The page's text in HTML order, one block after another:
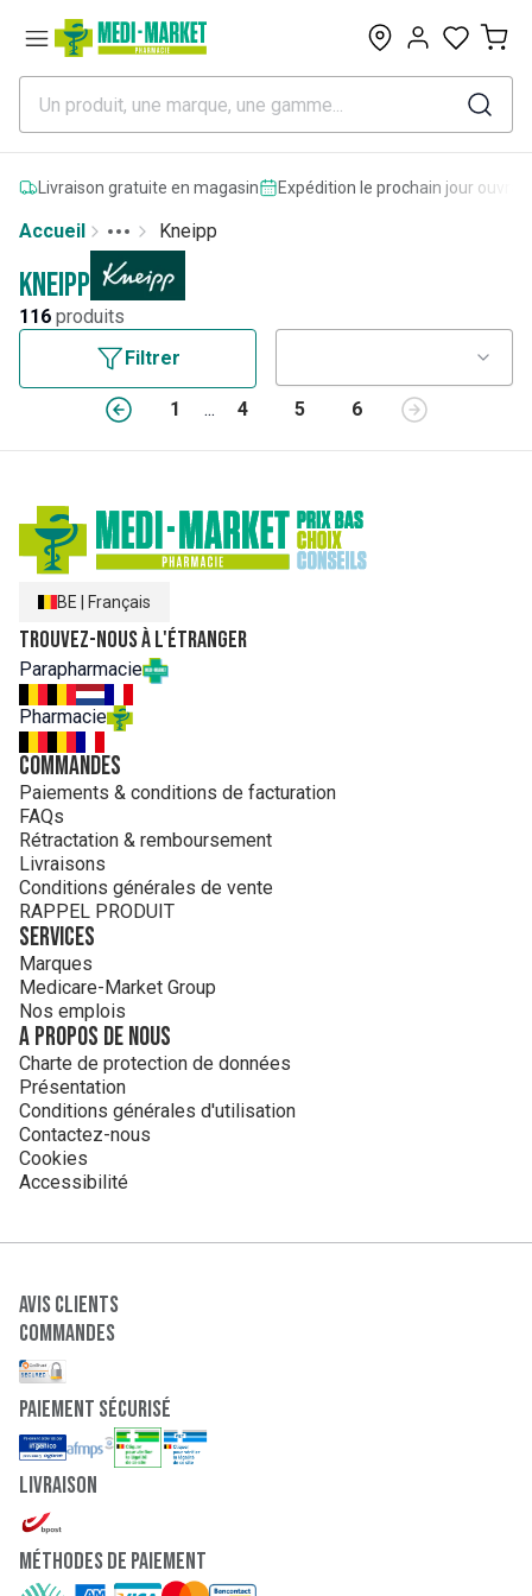
0
Livraison gratuite en magasin Expédition le prochain jour
Accueil
More
Toggle menu
Kneipp
Kneipp
116 produits
Filtrer
1 ... 4 5 6
BE Français
Trouvez-nous à l'étranger
Parapharmacie
Pharmacie
Commandes
Paiements & conditions de facturation
FAQs
Rétractation & remboursement
Livraisons
Conditions générales de vente
RAPPEL PRODUIT
Services
Marques
Medicare-Market Group
Nos emplois
A propos de nous
Charte de protection de données
Présentation
Conditions générales d'utilisation
Contactez-nous
Cookies
Accessibilité
Avis clients
Commandes
paiement sécurisé
Livraison
Méthodes de paiement